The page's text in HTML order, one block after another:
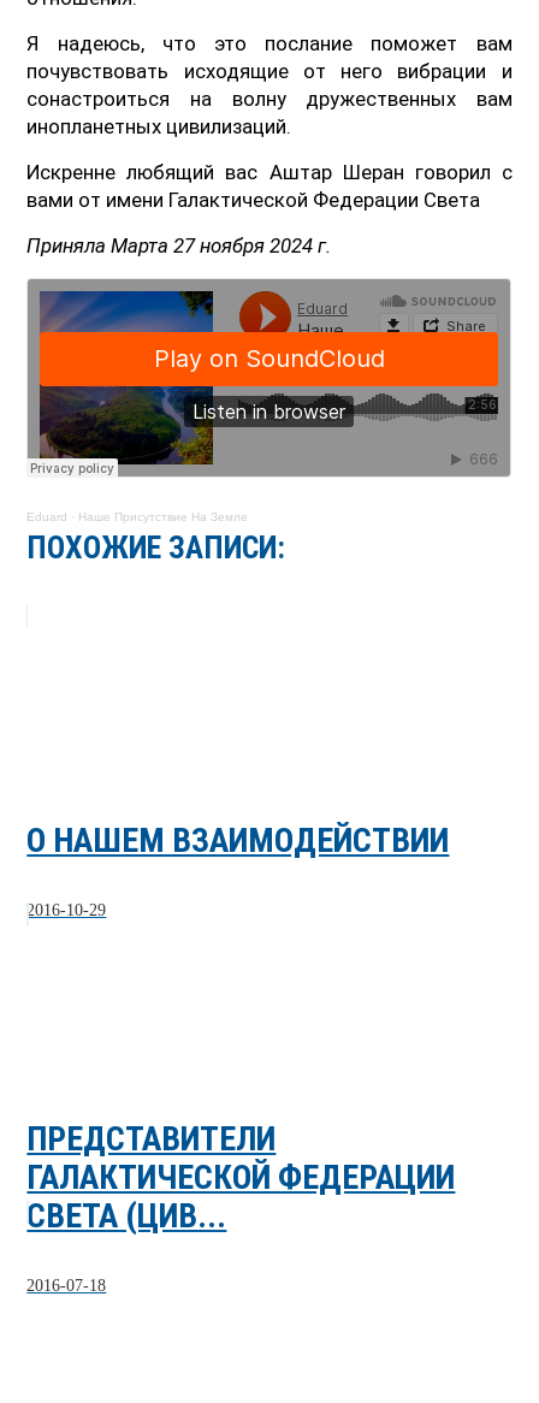
Я надеюсь, что это послание поможет вам
почувствовать исходящие от него вибрации и
сонастроиться на волну дружественных вам
инопланетных цивилизаций.
Искренне любящий вас Аштар Шеран говорил с
вами от имени Галактической Федерации Света
Приняла Марта 27 ноября 2024 г.
Eduard · Наше Присутствие На Земле
ПОХОЖИЕ ЗАПИСИ:
О НАШЕМ ВЗАИМОДЕЙСТВИИ
2016-10-29
ПРЕДСТАВИТЕЛИ
ГАЛАКТИЧЕСКОЙ ФЕДЕРАЦИИ
СВЕТА (ЦИВ...
2016-07-18